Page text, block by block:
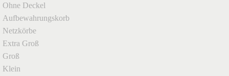
Ohne Deckel
Aufbewahrungskorb
Netzkörbe
Extra Groß
Groß
Klein